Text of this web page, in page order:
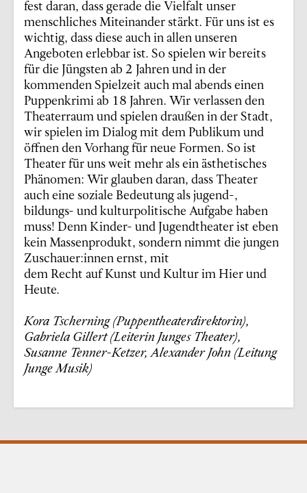
fest daran, dass gerade die Vielfalt unser
menschliches Miteinander stärkt. Für uns ist es
wichtig, dass diese auch in allen unseren
Angeboten erlebbar ist. So spielen wir bereits
für die Jüngsten ab 2 Jahren und in der
kommenden Spielzeit auch mal abends einen
Puppenkrimi ab 18 Jahren. Wir verlassen den
Theaterraum und spielen draußen in der Stadt,
wir spielen im Dialog mit dem Publikum und
öffnen den Vorhang für neue Formen. So ist
Theater für uns weit mehr als ein ästhetisches
Phänomen: Wir glauben daran, dass Theater
auch eine soziale Bedeutung als jugend-,
bildungs- und kulturpolitische Aufgabe haben
muss! Denn Kinder- und Jugendtheater ist eben
kein Massenprodukt, sondern nimmt die jungen
Zuschauer:innen ernst, mit
dem Recht auf Kunst und Kultur im Hier und
Heute.
Kora Tscherning (Puppentheaterdirektorin),
Gabriela Gillert (Leiterin Junges Theater),
Susanne Tenner-Ketzer, Alexander John (Leitung
Junge Musik)